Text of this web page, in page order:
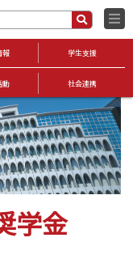
報 学生支援
動 社会連携
学金